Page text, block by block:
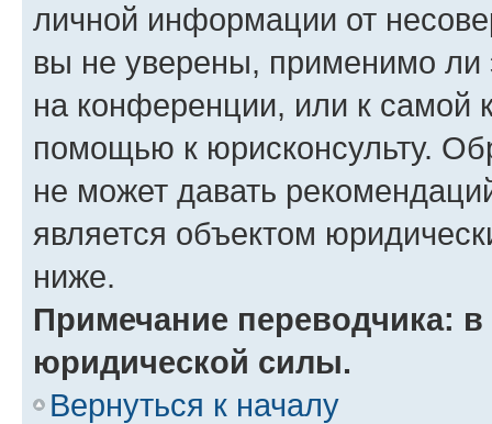
личной информации от
вы не уверены, применимо ли
на конференции, или к самой
помощью к юрисконсульту.
не может давать
является объектом
ниже.
Примечание переводчика:
юридической силы.
Вернуться к началу